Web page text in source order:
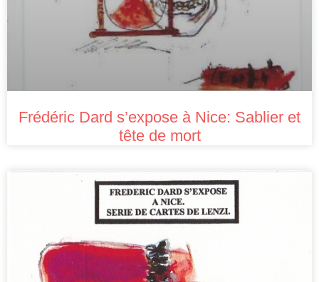
Frédéric Dard s’expose à Nice: Sablier et
tête de mort